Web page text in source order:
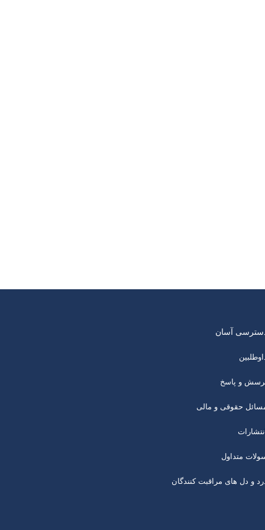
آسان
و پاسخ
حقوقی و مالی
انتشارات
متداول
و دل های مراقبت کنندگان